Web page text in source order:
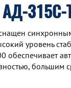
АД-
уровень
обеспечивает
большим